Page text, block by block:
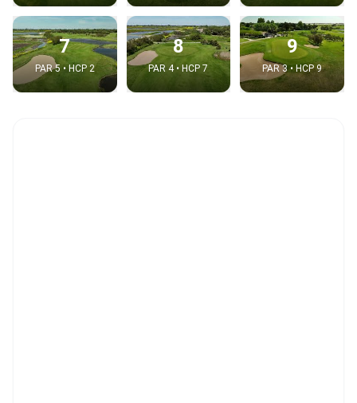
7
PAR 5 • HCP 2
8
PAR 4 • HCP 7
9
PAR 3 • HCP 9